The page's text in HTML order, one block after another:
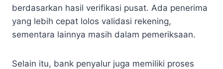
berdasarkan hasil verifikasi pusat. Ada penerima
yang lebih cepat lolos validasi rekening,
sementara lainnya masih dalam pemeriksaan.
Selain itu, bank penyalur juga memiliki proses